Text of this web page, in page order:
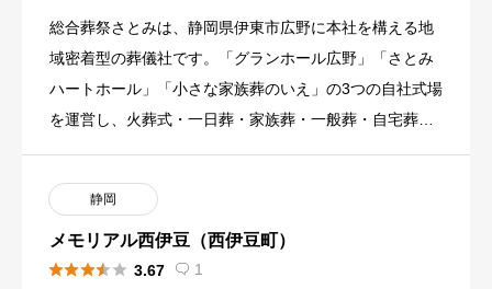
総合葬祭さとみは、静岡県伊東市広野に本社を構える地
域密着型の葬儀社です。「グランホール広野」「さとみ
ハートホール」「小さな家族葬のいえ」の3つの自社式場
を運営し、火葬式・一日葬・家族葬・一般葬・自宅葬な
静岡
メモリアル西伊豆（西伊豆町）
 3.67  1